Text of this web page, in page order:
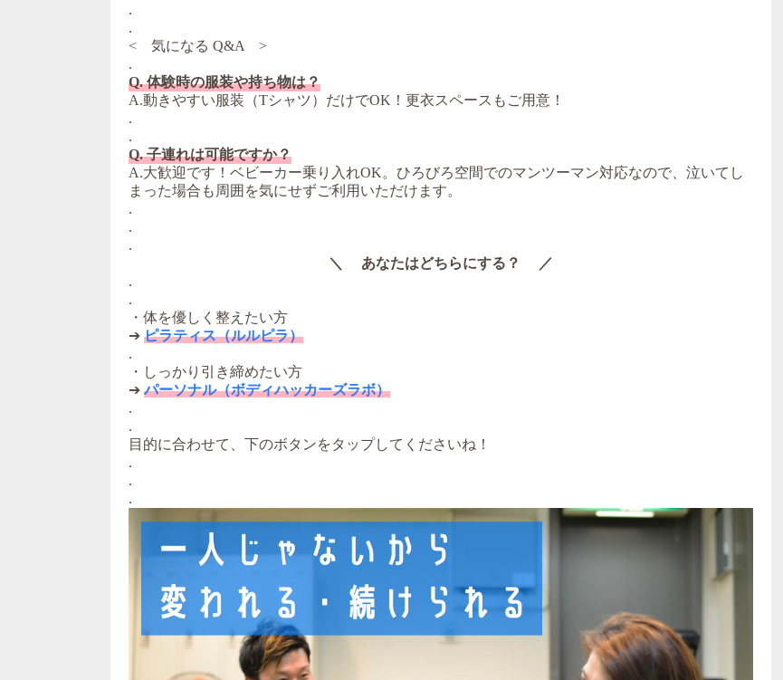
.
.
< 気になる Q&A >
.
Q. 体験時の服装や持ち物は？
A.動きやすい服装（Tシャツ）だけでOK！更衣スペースもご用意！
.
.
Q. 子連れは可能ですか？
A.大歓迎です！ベビーカー乗り入れOK。ひろびろ空間でのマンツーマン対応なので、泣いてし
まった場合も周囲を気にせずご利用いただけます。
.
.
.
＼ あなたはどちらにする？ ／
.
.
・体を優しく整えたい方
➔ ピラティス（ルルピラ）
.
・しっかり引き締めたい方
➔パーソナル（ボディハッカーズラボ）
.
.
目的に合わせて、下のボタンをタップしてくださいね！
.
.
.